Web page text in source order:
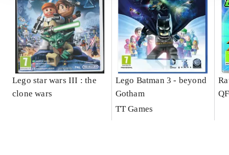
Lego star wars III : the
clone wars
Lego Batman 3 - beyond
Gotham
TT Games